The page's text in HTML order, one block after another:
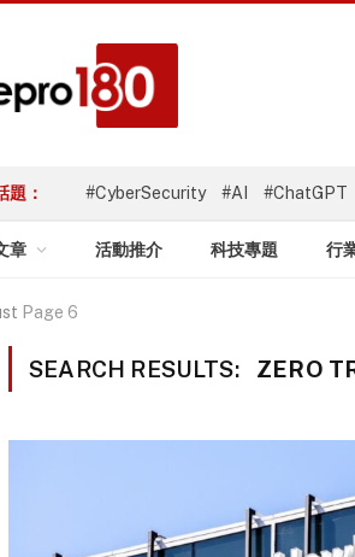
題： #CyberSecurity #AI #ChatGPT
章 活動推介 科技專題 行
Page 6
SEARCH RESULTS: ZERO